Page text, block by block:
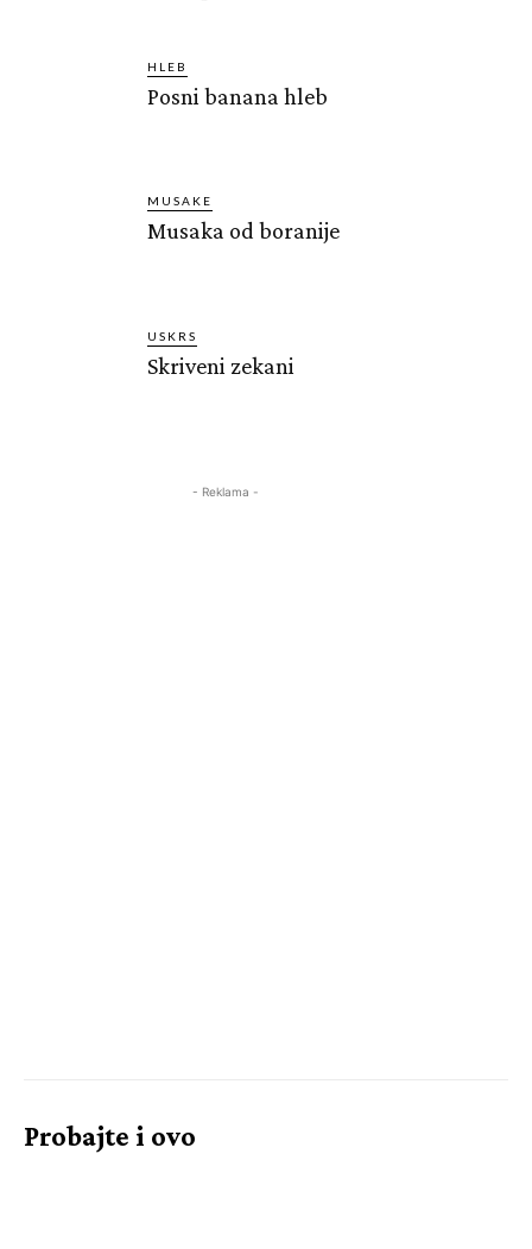
HLEB
Posni banana hleb
MUSAKE
Musaka od boranije
USKRS
Skriveni zekani
- Reklama -
Probajte i ovo